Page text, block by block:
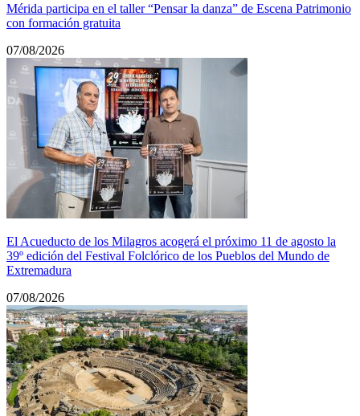
Mérida participa en el taller “Pensar la danza” de Escena Patrimonio
con formación gratuita
07/08/2026
El Acueducto de los Milagros acogerá el próximo 11 de agosto la
39º edición del Festival Folclórico de los Pueblos del Mundo de
Extremadura
07/08/2026